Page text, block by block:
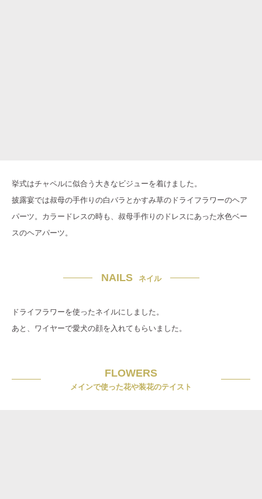
挙式はチャペルに似合う大きなビジューを着けました。
披露宴では叔母の手作りの白バラとかすみ草のドライフラワーのヘア
パーツ。カラードレスの時も、叔母手作りのドレスにあった水色ベー
スのヘアパーツ。
NAILS ネイル
ドライフラワーを使ったネイルにしました。
あと、ワイヤーで愛犬の顔を入れてもらいました。
FLOWERS
メインで使った花や装花のテイスト